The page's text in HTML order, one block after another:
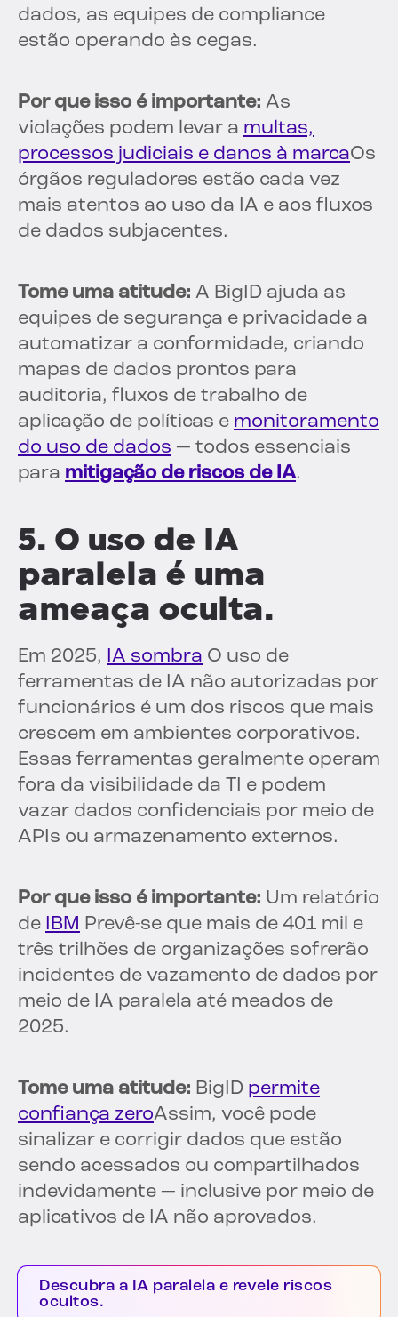
dados, as equipes de compliance
estão operando às cegas.
Por que isso é importante: As
violações podem levar a multas,
processos judiciais e danos à marcaOs
órgãos reguladores estão cada vez
mais atentos ao uso da IA e aos fluxos
de dados subjacentes.
Tome uma atitude: A BigID ajuda as
equipes de segurança e privacidade a
automatizar a conformidade, criando
mapas de dados prontos para
auditoria, fluxos de trabalho de
aplicação de políticas e monitoramento
do uso de dados — todos essenciais
para mitigação de riscos de IA.
5. O uso de IA
paralela é uma
ameaça oculta.
Em 2025, IA sombra O uso de
ferramentas de IA não autorizadas por
funcionários é um dos riscos que mais
crescem em ambientes corporativos.
Essas ferramentas geralmente operam
fora da visibilidade da TI e podem
vazar dados confidenciais por meio de
APIs ou armazenamento externos.
Por que isso é importante: Um relatório
de
IBM Prevê-se que mais de 401 mil e
três trilhões de organizações sofrerão
incidentes de vazamento de dados por
meio de IA paralela até meados de
2025.
Tome uma atitude: BigID permite
confiança zeroAssim, você pode
sinalizar e corrigir dados que estão
sendo acessados ou compartilhados
indevidamente — inclusive por meio de
aplicativos de IA não aprovados.
Descubra a IA paralela e revele riscos
ocultos.